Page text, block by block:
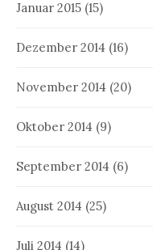
Januar 2015 (15)
Dezember 2014 (16)
November 2014 (20)
Oktober 2014 (9)
September 2014 (6)
August 2014 (25)
Juli 2014 (14)